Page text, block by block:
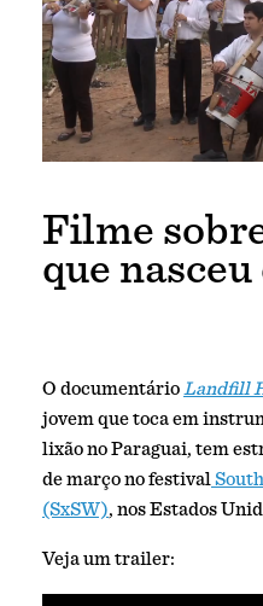
Filme
que
O documentário Landfill
jovem que toca em
lixão no Paraguai, tem
de março no festival
(SxSW), nos Estados
Veja um trailer: